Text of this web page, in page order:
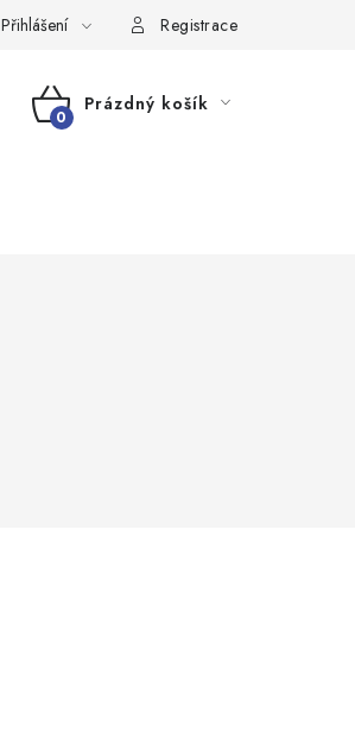
Přihlášení Registrace
NÁKUPNÍ
Prázdný košík